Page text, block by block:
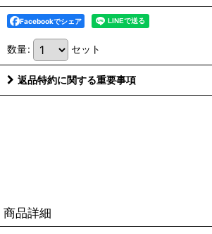
Facebookでシェア
数量: セット
返品特約に関する重要事項
商品詳細